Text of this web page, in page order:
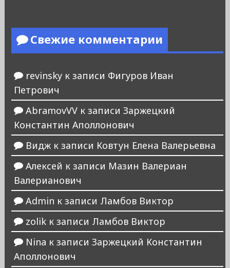
Свежие комментарии
revinskyк записи Фигуров Иван
Петрович
AbramovVVк записи Заржецкий
Константин Аполлонович
Виджк записи Ковтун Елена Валерьевна
Алексей к записи Мазин Валериан
Валерианович
Admin к записи Ламбов Виктор
zolikк записи Ламбов Виктор
Nina к записи Заржецкий Константин
Аполлонович